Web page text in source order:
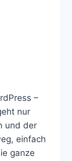
–
nur
und der
einfach
ganze